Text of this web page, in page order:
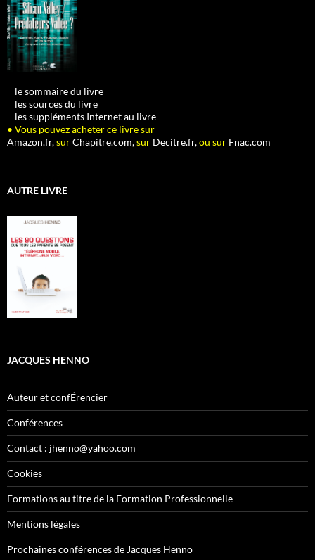
le sommaire du livre
les sources du livre
les suppléments Internet au livre
• Vous pouvez acheter ce livre sur
Amazon.fr,surChapitre.com,sur Decitre.fr,ou sur Fnac.com
AUTRE LIVRE
JACQUES HENNO
Auteur et confÉrencier
Conférences
Contact : jhenno@yahoo.com
Cookies
Formations au titre de la Formation Professionnelle
Mentions légales
Prochaines conférences de Jacques Henno